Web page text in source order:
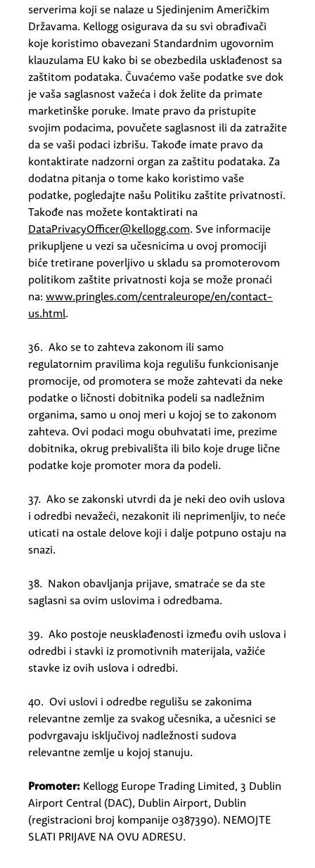
serverima koji se nalaze u Sjedinjenim Američkim
Državama. Kellogg osigurava da su svi obrađivači
koje koristimo obavezani Standardnim ugovornim
klauzulama EU kako bi se obezbedila usklađenost sa
zaštitom podataka. Čuvaćemo vaše podatke sve dok
je vaša saglasnost važeća i dok želite da primate
marketinške poruke. Imate pravo da pristupite
svojim podacima, povučete saglasnost ili da zatražite
da se vaši podaci izbrišu. Takođe imate pravo da
kontaktirate nadzorni organ za zaštitu podataka. Za
dodatna pitanja o tome kako koristimo vaše
podatke, pogledajte našu Politiku zaštite privatnosti.
Takođe nas možete kontaktirati na
DataPrivacyOfficer@kellogg.com. Sve informacije
prikupljene u vezi sa učesnicima u ovoj promociji
biće tretirane poverljivo u skladu sa promoterovom
politikom zaštite privatnosti koja se može pronaći
na: www.pringles.com/centraleurope/en/contact-
us.html.
36. Ako se to zahteva zakonom ili samo
regulatornim pravilima koja regulišu funkcionisanje
promocije, od promotera se može zahtevati da neke
podatke o ličnosti dobitnika podeli sa nadležnim
organima, samo u onoj meri u kojoj se to zakonom
zahteva. Ovi podaci mogu obuhvatati ime, prezime
dobitnika, okrug prebivališta ili bilo koje druge lične
podatke koje promoter mora da podeli.
37. Ako se zakonski utvrdi da je neki deo ovih uslova
i odredbi nevažeći, nezakonit ili neprimenljiv, to neće
uticati na ostale delove koji i dalje potpuno ostaju na
snazi.
38. Nakon obavljanja prijave, smatraće se da ste
saglasni sa ovim uslovima i odredbama.
39. Ako postoje neusklađenosti između ovih uslova i
odredbi i stavki iz promotivnih materijala, važiće
stavke iz ovih uslova i odredbi.
40. Ovi uslovi i odredbe regulišu se zakonima
relevantne zemlje za svakog učesnika, a učesnici se
podvrgavaju isključivoj nadležnosti sudova
relevantne zemlje u kojoj stanuju.
Promoter: Kellogg Europe Trading Limited, 3 Dublin
Airport Central (DAC), Dublin Airport, Dublin
(registracioni broj kompanije 0387390). NEMOJTE
SLATI PRIJAVE NA OVU ADRESU.